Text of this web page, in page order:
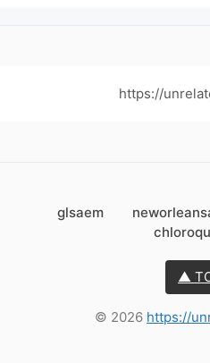
https://
glsaem
▲
© 2026 https://